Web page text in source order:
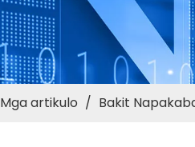
Mga artikulo / Bakit